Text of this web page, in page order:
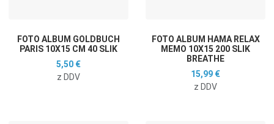
FOTO ALBUM GOLDBUCH
PARIS 10X15 CM 40 SLIK
5,50 €
z DDV
FOTO ALBUM HAMA RELAX
MEMO 10X15 200 SLIK
BREATHE
15,99 €
z DDV